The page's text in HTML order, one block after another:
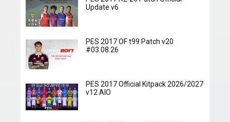
Update v6
PES 2017 OF t99 Patch v20
#03.08.26
PES 2017 Official Kitpack 2026/2027
v12 AIO